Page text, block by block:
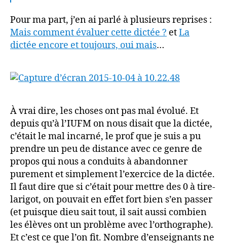
Pour ma part, j’en ai parlé à plusieurs reprises :
Mais comment évaluer cette dictée ? etLa
dictée encore et toujours, oui mais…
À vrai dire, les choses ont pas mal évolué. Et
depuis qu’à l’IUFM on nous disait que la dictée,
c’était le mal incarné, le prof que je suis a pu
prendre un peu de distance avec ce genre de
propos qui nous a conduits à abandonner
purement et simplement l’exercice de la dictée.
Il faut dire que si c’était pour mettre des 0 à tire-
larigot, on pouvait en effet fort bien s’en passer
(et puisque dieu sait tout, il sait aussi combien
les élèves ont un problème avec l’orthographe).
Et c’est ce que l’on fit. Nombre d’enseignants ne